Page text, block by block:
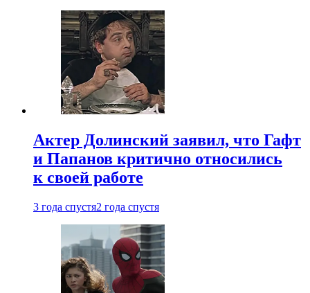
Актер Долинский заявил, что Гафт
и Папанов критично относились
к своей работе
3 года спустя2 года спустя